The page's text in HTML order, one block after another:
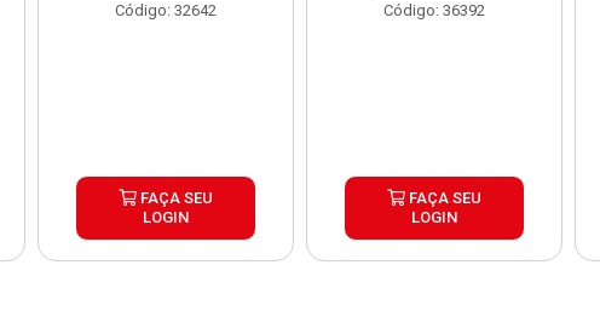
Código: 32642
FAÇA SEU
LOGIN
Código: 36392
FAÇA SEU
LOGIN